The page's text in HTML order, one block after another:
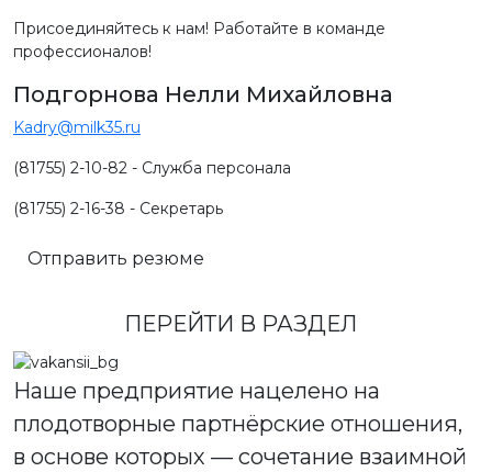
Присоединяйтесь к нам! Работайте в команде
профессионалов!
Подгорнова Нелли Михайловна
Kadry@milk35.ru
(81755) 2-10-82 - Служба персонала
(81755) 2-16-38 - Секретарь
Отправить резюме
ПЕРЕЙТИ В РАЗДЕЛ
Наше предприятие нацелено на
плодотворные партнёрские отношения,
в основе которых — сочетание взаимной